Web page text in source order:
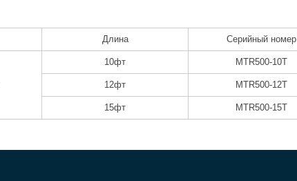
Длина Серийный номер
10фт MTR500-10T
12фт MTR500-12T
15фт MTR500-15T